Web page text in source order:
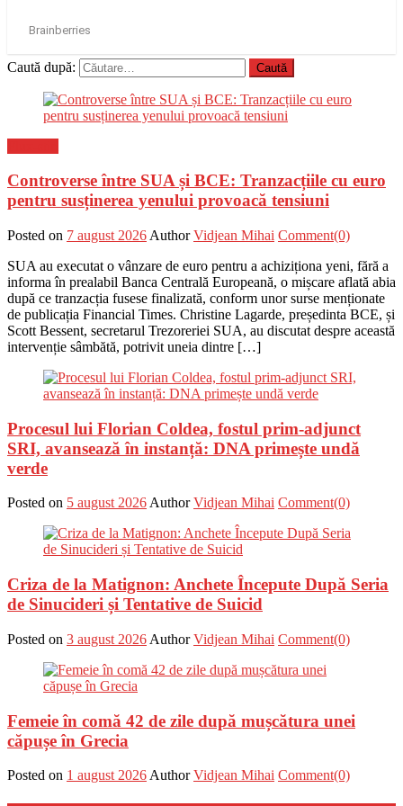
Caută după:
Controverse între SUA și BCE: Tranzacțiile cu euro
pentru susținerea yenului provoacă tensiuni
Posted on 7 august 2026 Author Vidjean Mihai Comment(0)
SUA au executat o vânzare de euro pentru a achiziționa yeni, fără a
informa în prealabil Banca Centrală Europeană, o mișcare aflată abia
după ce tranzacția fusese finalizată, conform unor surse menționate
de publicația Financial Times. Christine Lagarde, președinta BCE, și
Scott Bessent, secretarul Trezoreriei SUA, au discutat despre această
intervenție sâmbătă, potrivit uneia dintre […]
Procesul lui Florian Coldea, fostul prim-adjunct
SRI, avansează în instanță: DNA primește undă
verde
Posted on 5 august 2026Author Vidjean Mihai Comment(0)
Criza de la Matignon: Anchete Începute După Seria
de Sinucideri și Tentative de Suicid
Posted on 3 august 2026 Author Vidjean Mihai Comment(0)
Femeie în comă 42 de zile după mușcătura unei
căpușe în Grecia
Posted on 1 august 2026 Author Vidjean Mihai Comment(0)